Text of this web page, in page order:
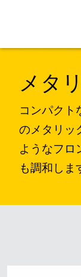
ド
中国（
香港
韓国
フィ
ベト
メタ
コンパクト
のメタリッ
ようなフロ
も調和しま